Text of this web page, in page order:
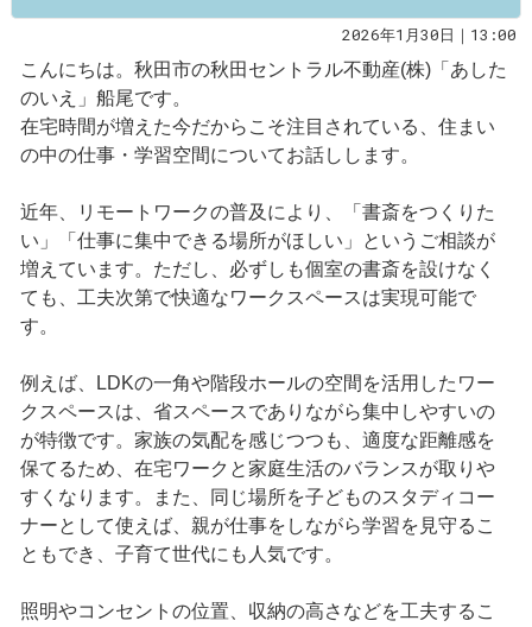
2026年1月30日｜13:00
こんにちは。秋田市の秋田セントラル不動産(株)「あした
のいえ」船尾です。
在宅時間が増えた今だからこそ注目されている、住まい
の中の仕事・学習空間についてお話しします。
近年、リモートワークの普及により、「書斎をつくりた
い」「仕事に集中できる場所がほしい」というご相談が
増えています。ただし、必ずしも個室の書斎を設けなく
ても、工夫次第で快適なワークスペースは実現可能で
す。
例えば、LDKの一角や階段ホールの空間を活用したワー
クスペースは、省スペースでありながら集中しやすいの
が特徴です。家族の気配を感じつつも、適度な距離感を
保てるため、在宅ワークと家庭生活のバランスが取りや
すくなります。また、同じ場所を子どものスタディコー
ナーとして使えば、親が仕事をしながら学習を見守るこ
ともでき、子育て世代にも人気です。
照明やコンセントの位置、収納の高さなどを工夫するこ